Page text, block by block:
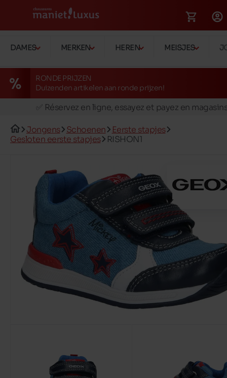
DAMES MERKEN HEREN MEISJES
RONDE PRIJZEN
Duizenden artikelen aan ronde prijzen!
🚛 Livraison gratuite en magasins
✅ Réservez en ligne, essayez et payez en
📦 Livraison à domicile gratuite dés 39€ d'achats
🚛 Livraison gratuite en magasins
Jongens Schoenen
Eerste stapjes
Gesloten eerste stapjes
RISHON1